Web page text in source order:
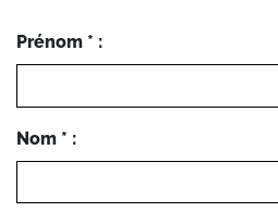
Prénom * :
Nom * :